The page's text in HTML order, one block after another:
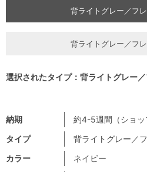
納期
約4-5週間（ショッ
タイプ
背ライトグレー／
カラー
ネイビー
背ライトグレー／フ
背ライトグレー／フ
選択されたタイプ：背ライトグレー